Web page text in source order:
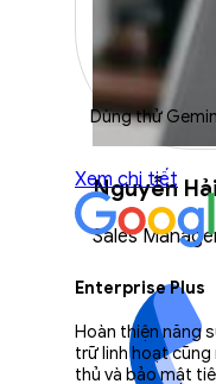
Nguyễn
Sales
Dùng thử
Xem chi tiết
Enterprise Plus
Hoàn thiện năng
trữ linh hoạt
thủ và bảo mật